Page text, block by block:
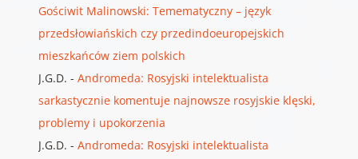
Gościwit Malinowski: Temematyczny – język
przedsłowiańskich czy przedindoeuropejskich
mieszkańców ziem polskich
J.G.D. - Andromeda: Rosyjski intelektualista
sarkastycznie komentuje najnowsze rosyjskie klęski,
problemy i upokorzenia
J.G.D. - Andromeda: Rosyjski intelektualista